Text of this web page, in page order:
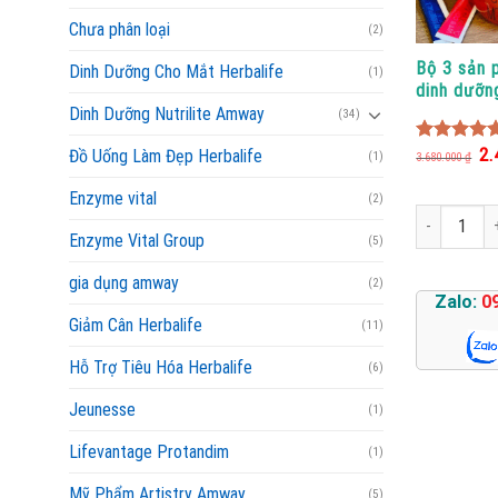
Chưa phân loại (2)
Dinh Dưỡng Cho Mắt Herbalife (1)
Dinh Dưỡng Nutrilite Amway (34)
Đồ Uống Làm Đẹp Herbalife (1)
Enzyme vital (2)
Enzyme Vital Group (5)
gia dụng amway (2)
Giảm Cân Herbalife (11)
Hỗ Trợ Tiêu Hóa Herbalife (6)
Jeunesse (1)
Lifevantage Protandim (1)
(5)
Bộ 3 sản
dinh
Neral
4.80out
3.680.000₫ Giá
Bộ 3 sản
Zalo: